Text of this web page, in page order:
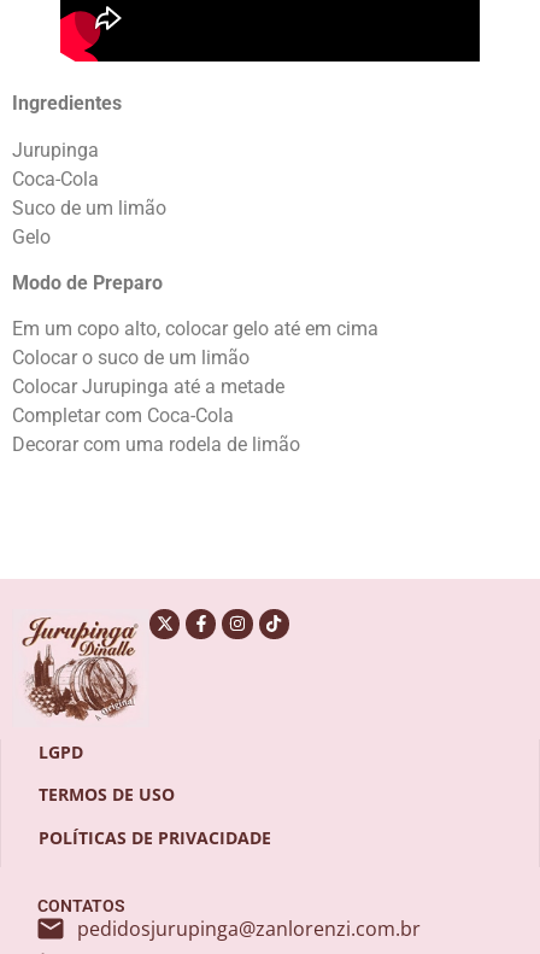
Ingredientes
Jurupinga
Coca-Cola
Suco de um limão
Gelo
Modo de Preparo
Em um copo alto, colocar gelo até em cima
Colocar o suco de um limão
Colocar Jurupinga até a metade
Completar com Coca-Cola
Decorar com uma rodela de limão
LGPD
TERMOS DE USO
POLÍTICAS DE PRIVACIDADE
CONTATOS
pedidosjurupinga@zanlorenzi.com.br